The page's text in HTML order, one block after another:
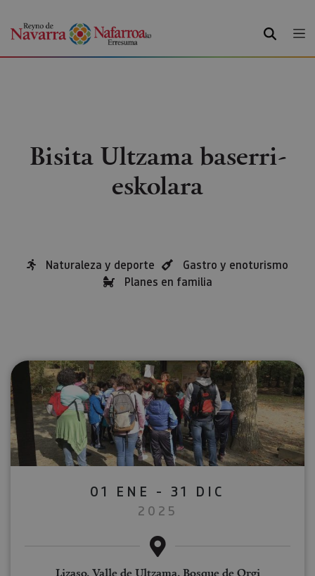
BILATU
Bisita Ultzama baserri-
eskolara
Naturaleza y deporte
Gastro y enoturismo
Planes en familia
01 ENE - 31 DIC
2025
Lizaso, Valle de Ultzama, Bosque de Orgi